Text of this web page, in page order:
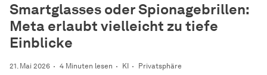
21. Mai 2026 4 Minuten lesen KI Privatsphäre
Smartglasses oder Spionagebrillen:
Meta erlaubt vielleicht zu tiefe
Einblicke